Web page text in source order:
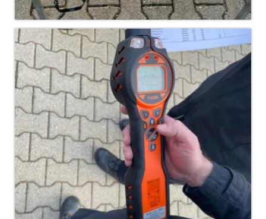
Staffellöschfahrzeug StLF 20/25
Tanklöschfahrzeug TLF 4000
Rüstwagen RW 1
Löschgruppenfahrzeug LF 20 KatS
Gerätewagen Logistik GW-L 2
Tanklöschfahrzeug TLF 16/24 Tr
Gerätewagen Gefahrgut GW-G
GDekonP-LKW